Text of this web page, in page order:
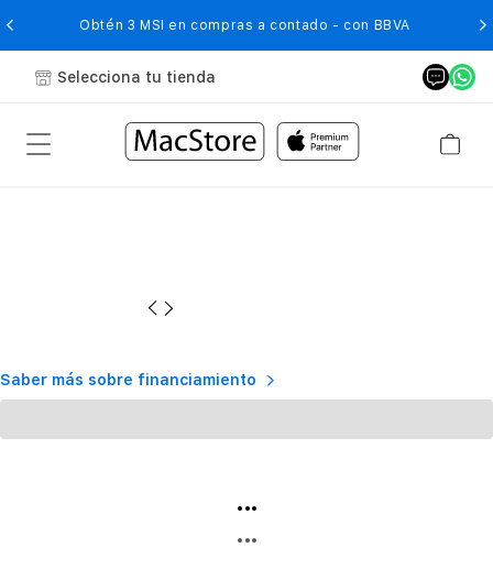
Obtén 3 MSI en compras a contado - con BBVA
Selecciona tu tienda
Saber más sobre financiamiento
...
...